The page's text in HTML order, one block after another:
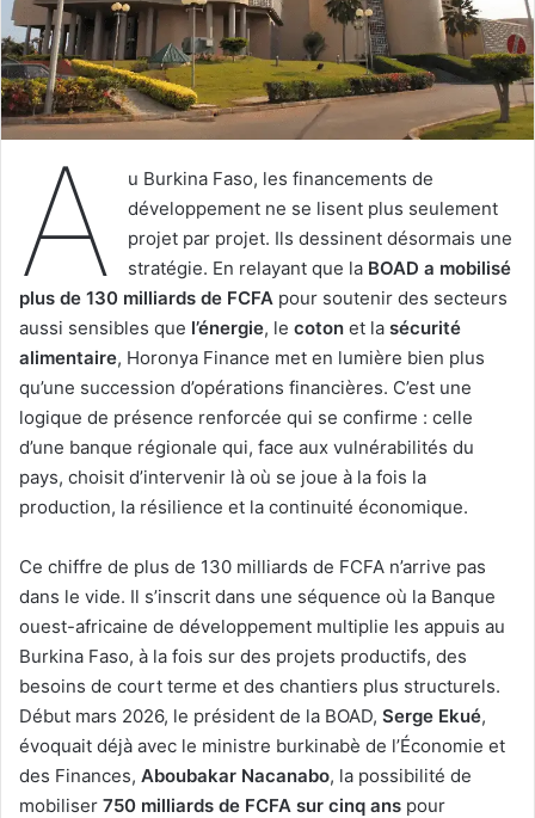
A
u Burkina Faso, les financements de
développement ne se lisent plus seulement
projet par projet. Ils dessinent désormais une
stratégie. En relayant que la BOAD a mobilisé
plus de 130 milliards de FCFA pour soutenir des secteurs
aussi sensibles que l’énergie, le coton et la sécurité
alimentaire, Horonya Finance met en lumière bien plus
qu’une succession d’opérations financières. C’est une
logique de présence renforcée qui se confirme : celle
d’une banque régionale qui, face aux vulnérabilités du
pays, choisit d’intervenir là où se joue à la fois la
production, la résilience et la continuité économique.
Ce chiffre de plus de 130 milliards de FCFA n’arrive pas
dans le vide. Il s’inscrit dans une séquence où la Banque
ouest-africaine de développement multiplie les appuis au
Burkina Faso, à la fois sur des projets productifs, des
besoins de court terme et des chantiers plus structurels.
Début mars 2026, le président de la BOAD, Serge Ekué,
évoquait déjà avec le ministre burkinabè de l’Économie et
des Finances, Aboubakar Nacanabo, la possibilité de
mobiliser 750 milliards de FCFA sur cinq ans pour